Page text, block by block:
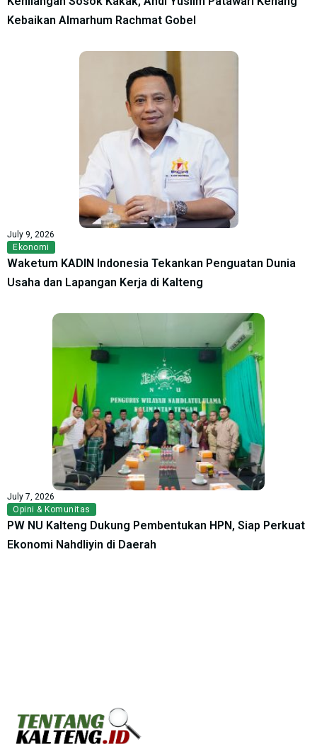
Kebaikan Almarhum Rachmat Gobel
July 9, 2026
Ekonomi
Waketum KADIN Indonesia Tekankan Penguatan Dunia
Usaha dan Lapangan Kerja di Kalteng
July 7, 2026
Opini & Komunitas
PW NU Kalteng Dukung Pembentukan HPN, Siap Perkuat
Ekonomi Nahdliyin di Daerah